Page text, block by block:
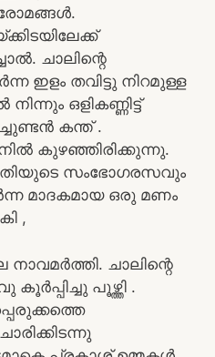
ചാലിന്റെ
ഇളം തവിട്ടു നിറമുള്ള
ഒളികണ്ണിട്ട്
കന്ത് .
കുഴഞ്ഞിരിക്കുന്നു.
സംഭോഗരസവും
മാദകമായ ഒരു മണം
,
ചാലിന്റെ
പൂഴ്ത്തി .